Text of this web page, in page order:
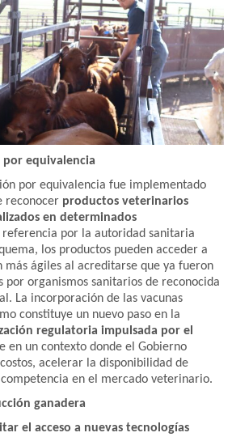
por equivalencia
por equivalencia fue implementado
reconocer productos veterinarios
en determinados
referencia por la autoridad sanitaria
los productos pueden acceder a
más ágiles al acreditarse que ya fueron
por organismos sanitarios de reconocida
La incorporación de las vacunas
constituye un nuevo paso en la
regulatoria impulsada por el
en un contexto donde el Gobierno
acelerar la disponibilidad de
en el mercado veterinario.
ganadera
el acceso a nuevas tecnologías